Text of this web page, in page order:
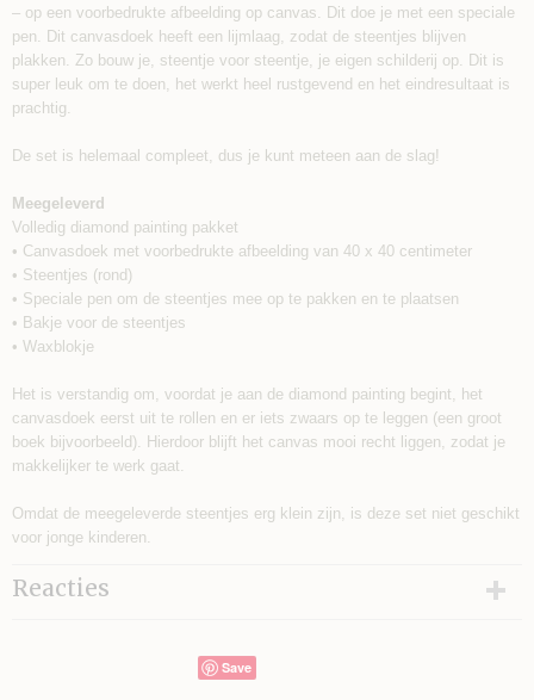
– op een voorbedrukte afbeelding op canvas. Dit doe je met een speciale
pen. Dit canvasdoek heeft een lijmlaag, zodat de steentjes blijven
plakken. Zo bouw je, steentje voor steentje, je eigen schilderij op. Dit is
super leuk om te doen, het werkt heel rustgevend en het eindresultaat is
prachtig.
De set is helemaal compleet, dus je kunt meteen aan de slag!
Meegeleverd
Volledig diamond painting pakket
• Canvasdoek met voorbedrukte afbeelding van 40 x 40 centimeter
• Steentjes (rond)
• Speciale pen om de steentjes mee op te pakken en te plaatsen
• Bakje voor de steentjes
• Waxblokje
Het is verstandig om, voordat je aan de diamond painting begint, het
canvasdoek eerst uit te rollen en er iets zwaars op te leggen (een groot
boek bijvoorbeeld). Hierdoor blijft het canvas mooi recht liggen, zodat je
makkelijker te werk gaat.
Omdat de meegeleverde steentjes erg klein zijn, is deze set niet geschikt
voor jonge kinderen.
Reacties
Save